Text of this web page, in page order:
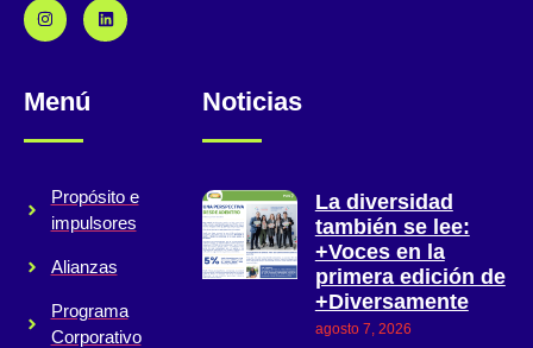
Menú
Propósito e
impulsores
Alianzas
Programa
Corporativo
Noticias
La diversidad
también se lee:
+Voces en la
primera edición de
+Diversamente
agosto 7, 2026